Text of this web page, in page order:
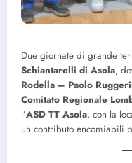
Due giornate di grande
Schiantarelli di Asola,
Rodella – Paolo
Comitato Regionale
l’ASD TT Asola, con la
un contributo encomiabili